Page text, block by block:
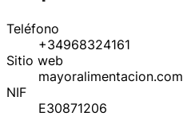
Teléfono
+34968324161
Sitio web
mayoralimentacion.com
NIF
E30871206